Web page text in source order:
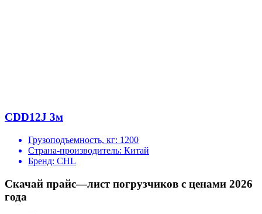
CDD12J 3м
Грузоподъемность, кг: 1200
Страна-производитель: Китай
Бренд: CHL
Скачай прайс—лист погрузчиков с ценами 2026
года